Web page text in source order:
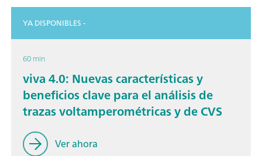
YA DISPONIBLES -
60 min
viva 4.0: Nuevas características y
beneficios clave para el análisis de
trazas voltamperométricas y de CVS
Ver ahora